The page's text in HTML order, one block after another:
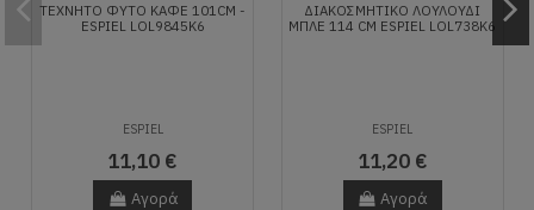
ΤΕΧΝΗΤΌ ΦΥΤΌ ΚΑΦΈ 101CM -
ESPIEL LOL9845K6
ESPIEL
11,10 €
Αγορά
ΔΙΑΚΟΣΜΗΤΙΚΌ ΛΟΥΛΟΎΔΙ
ΜΠΛΈ 114 CM ESPIEL LOL738K6
ESPIEL
11,20 €
Αγορά